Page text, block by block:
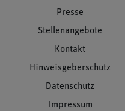
Presse
Stellenangebote
Kontakt
Hinweisgeberschutz
Datenschutz
Impressum